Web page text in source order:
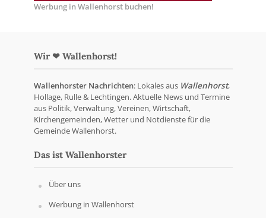
Werbung in Wallenhorst buchen!
Wir ❤ Wallenhorst!
Wallenhorster Nachrichten: Lokales aus Wallenhorst,
Hollage, Rulle & Lechtingen. Aktuelle News und Termine
aus Politik, Verwaltung, Vereinen, Wirtschaft,
Kirchengemeinden, Wetter und Notdienste für die
Gemeinde Wallenhorst.
Das ist Wallenhorster
Über uns
Werbung in Wallenhorst